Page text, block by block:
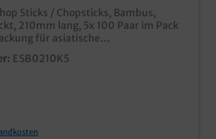
Sticks / Chopsticks, Bambus,
210mm lang, 5x 100 Paar im Pack
für asiatische
aus
Hülle kann auch
ESB0210K5